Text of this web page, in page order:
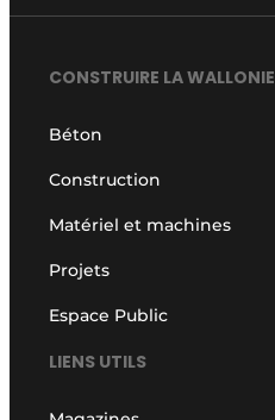
CONSTRUIRE LA WALLONIE
Béton
Construction
Matériel et machines
Projets
Espace Public
LIENS UTILS